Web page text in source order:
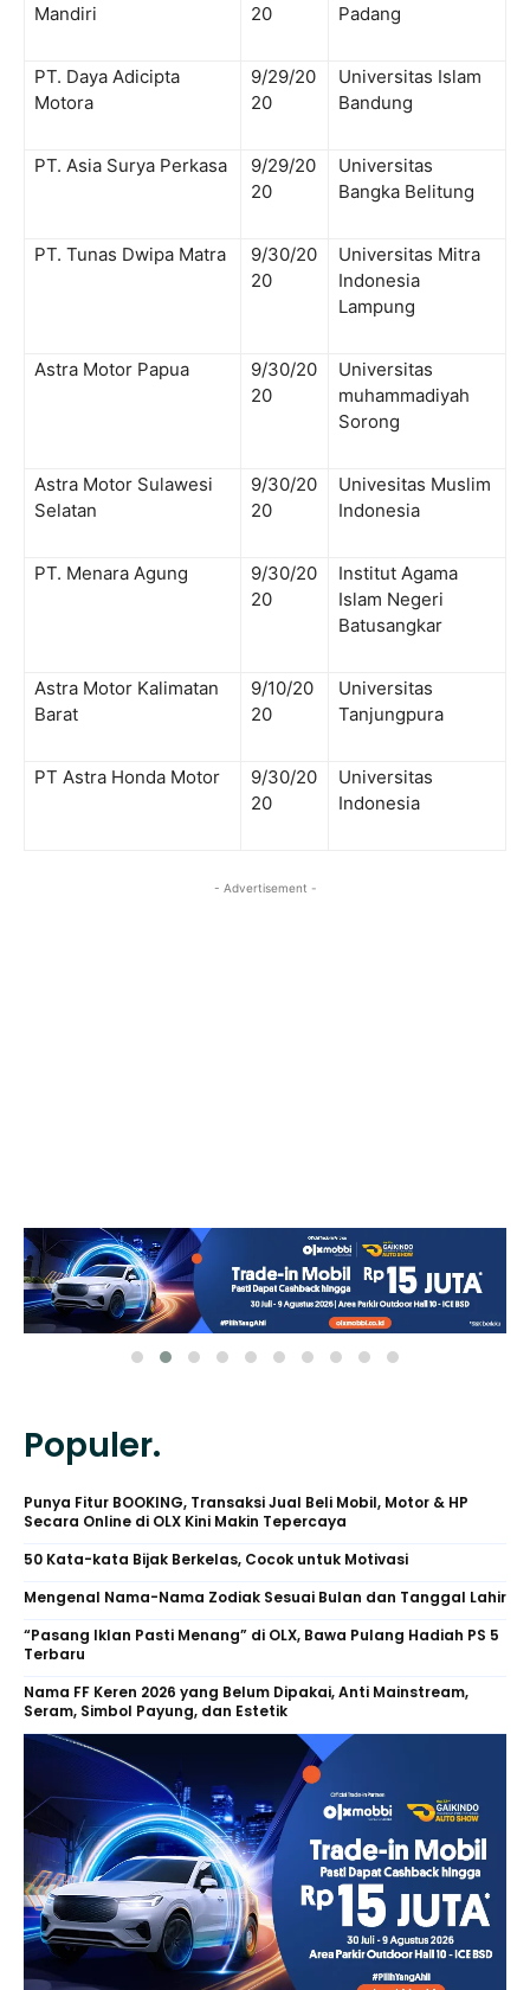
Mandiri
20
Padang
PT. Daya Adicipta
Motora
9/29/20
20
Universitas Islam
Bandung
PT. Asia Surya Perkasa
9/29/20
20
Universitas
Bangka Belitung
PT. Tunas Dwipa Matra
9/30/20
20
Universitas Mitra
Indonesia
Lampung
Astra Motor Papua
9/30/20
20
Universitas
muhammadiyah
Sorong
Astra Motor Sulawesi
Selatan
9/30/20
20
Univesitas Muslim
Indonesia
PT. Menara Agung
9/30/20
20
Institut Agama
Islam Negeri
Batusangkar
Astra Motor Kalimatan
Barat
9/10/20
20
Universitas
Tanjungpura
PT Astra Honda Motor
9/30/20
20
Universitas
Indonesia
- Advertisement -
Populer.
Punya Fitur BOOKING, Transaksi Jual Beli Mobil, Motor & HP
Secara Online di OLX Kini Makin Tepercaya
50 Kata-kata Bijak Berkelas, Cocok untuk Motivasi
Mengenal Nama-Nama Zodiak Sesuai Bulan dan Tanggal Lahir
“Pasang Iklan Pasti Menang” di OLX, Bawa Pulang Hadiah PS 5
Terbaru
Nama FF Keren 2026 yang Belum Dipakai, Anti Mainstream,
Seram, Simbol Payung, dan Estetik